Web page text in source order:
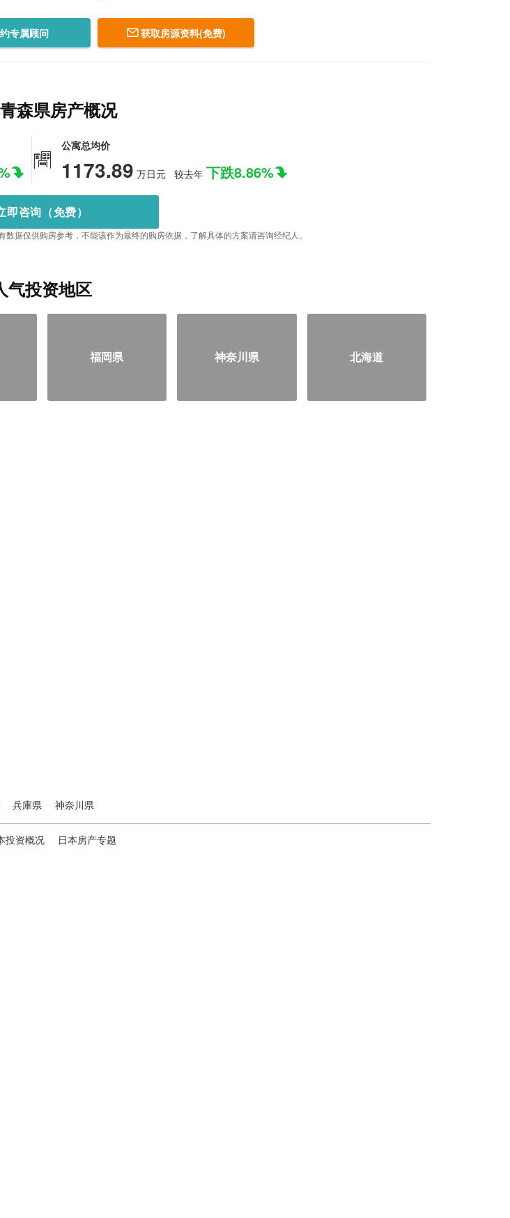
专属顾问 获取房源资料(免费)
森県房产概况
公寓总均价
1173.89 万日元 较去年 下跌8.86%
即咨询（免费）
据仅供购房参考，不能该作为最终的购房依据，了解具体的方案请咨询经纪人。
气投资地区
福岡県 神奈川県 北海道
兵庫県 神奈川県
投资概况 日本房产专题